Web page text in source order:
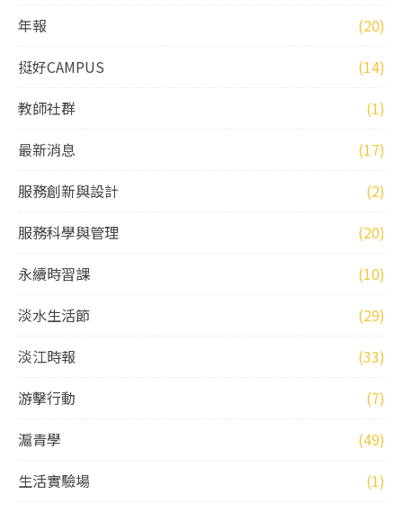
年報
(20)
挺好CAMPUS
(14)
教師社群
(1)
最新消息
(17)
服務創新與設計
(2)
服務科學與管理
(20)
永續時習課
(10)
淡水生活節
(29)
淡江時報
(33)
游擊行動
(7)
滬青學
(49)
生活實驗場
(1)